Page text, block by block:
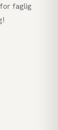
faglig